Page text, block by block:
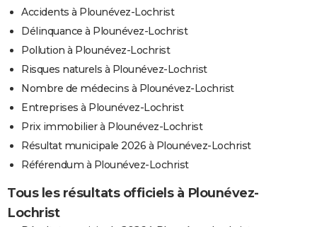
Accidents à Plounévez-Lochrist
Délinquance à Plounévez-Lochrist
Pollution à Plounévez-Lochrist
Risques naturels à Plounévez-Lochrist
Nombre de médecins à Plounévez-Lochrist
Entreprises à Plounévez-Lochrist
Prix immobilier à Plounévez-Lochrist
Résultat municipale 2026 à Plounévez-Lochrist
Référendum à Plounévez-Lochrist
Tous les résultats officiels à Plounévez-
Lochrist